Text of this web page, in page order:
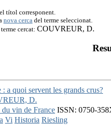
títol corresponent.
nova cerca del terme seleccionat.
cercat: COUVREUR, D.
: a quoi servent les grands crus?
D.
du vin de France ISSN: 0750-
Vi Historia Riesling